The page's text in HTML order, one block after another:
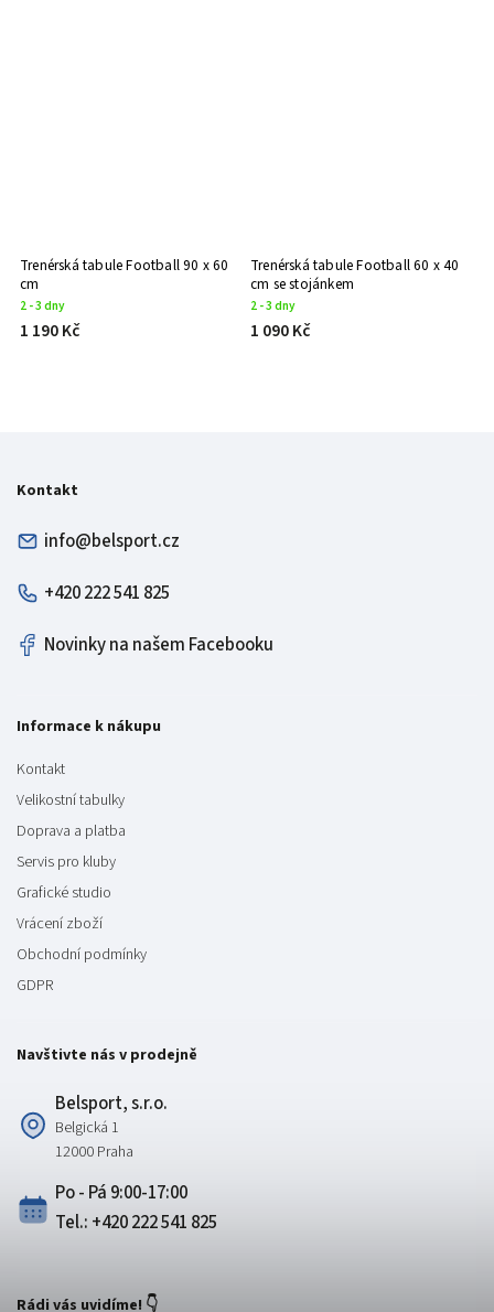
Trenérská tabule Football 90 x 60
cm
2 - 3 dny
1 190 Kč
Trenérská tabule Football 60 x 40
cm se stojánkem
2 - 3 dny
1 090 Kč
Kontakt
info@belsport.cz
+420 222 541 825
Novinky na našem Facebooku
Informace k nákupu
Kontakt
Velikostní tabulky
Doprava a platba
Servis pro kluby
Grafické studio
Vrácení zboží
Obchodní podmínky
GDPR
Navštivte nás v prodejně
Belsport, s.r.o.
Belgická 1
12000 Praha
Po - Pá 9:00-17:00
Tel.: +420 222 541 825
Rádi vás uvidíme! 👇